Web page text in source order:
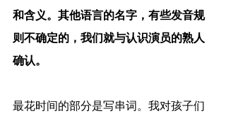
和含义。其他语言的名字，有些发音规
则不确定的，我们就与认识演员的熟人
确认。
最花时间的部分是写串词。我对孩子们